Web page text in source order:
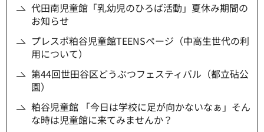
代田南児童館「乳幼児のひろば活動」夏休み期間の
お知らせ
プレスポ粕谷児童館TEENSページ（中高生世代の利
用について）
第44回世田谷区どうぶつフェスティバル（都立砧公
園）
粕谷児童館 「今日は学校に足が向かないなぁ」そん
な時は児童館に来てみませんか？